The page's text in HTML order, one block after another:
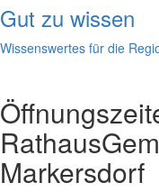
Gut zu wissen
Wissenswertes für die
Rathaus
Markersdorf